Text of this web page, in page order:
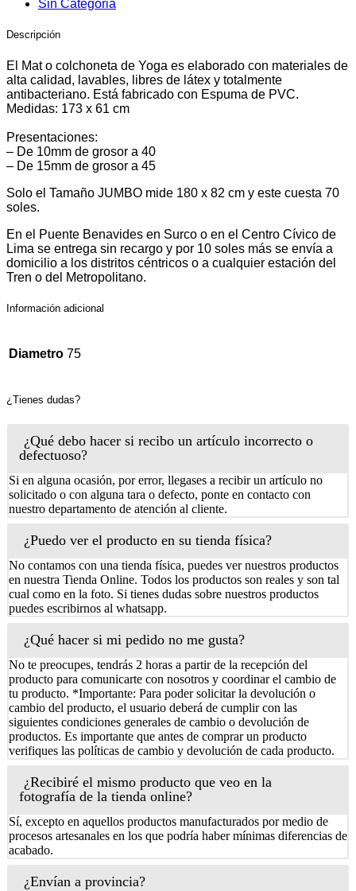
Sin Categoria
Descripción
El Mat o colchoneta de Yoga es elaborado con materiales de
alta calidad, lavables, libres de látex y totalmente
antibacteriano. Está fabricado con Espuma de PVC.
Medidas: 173 x 61 cm
Presentaciones:
– De 10mm de grosor a 40
– De 15mm de grosor a 45
Solo el Tamaño JUMBO mide 180 x 82 cm y este cuesta 70
soles.
En el Puente Benavides en Surco o en el Centro Cívico de
Lima se entrega sin recargo y por 10 soles más se envía a
domicilio a los distritos céntricos o a cualquier estación del
Tren o del Metropolitano.
Información adicional
Diametro 75
¿Tienes dudas?
¿Qué debo hacer si recibo un artículo incorrecto o
defectuoso?
Si en alguna ocasión, por error, llegases a recibir un artículo no
solicitado o con alguna tara o defecto, ponte en contacto con
nuestro departamento de atención al cliente.
¿Puedo ver el producto en su tienda física?
No contamos con una tienda física, puedes ver nuestros productos
en nuestra Tienda Online. Todos los productos son reales y son tal
cual como en la foto. Si tienes dudas sobre nuestros productos
puedes escribirnos al whatsapp.
¿Qué hacer si mi pedido no me gusta?
No te preocupes, tendrás 2 horas a partir de la recepción del
producto para comunicarte con nosotros y coordinar el cambio de
tu producto. *Importante: Para poder solicitar la devolución o
cambio del producto, el usuario deberá de cumplir con las
siguientes condiciones generales de cambio o devolución de
productos. Es importante que antes de comprar un producto
verifiques las políticas de cambio y devolución de cada producto.
¿Recibiré el mismo producto que veo en la
fotografía de la tienda online?
Sí, excepto en aquellos productos manufacturados por medio de
procesos artesanales en los que podría haber mínimas diferencias de
acabado.
¿Envían a provincia?